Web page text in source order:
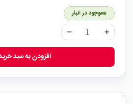
موجود در انبار
remove add
افزودن به سبد